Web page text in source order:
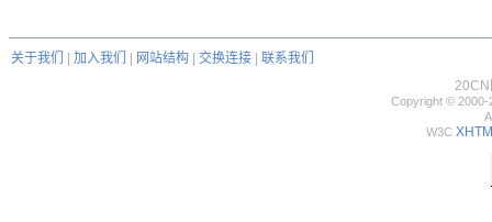
关于我们 加入我们 网站结构 交换连接
联系我们
20CN
Copyright © 2000-
W3C